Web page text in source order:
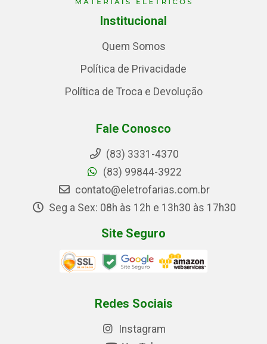
Institucional
Quem Somos
Política de Privacidade
Política de Troca e Devolução
Fale Conosco
(83) 3331-4370
(83) 99844-3922
contato@eletrofarias.com.br
Seg a Sex: 08h às 12h e 13h30 às 17h30
Site Seguro
Redes Sociais
Instagram